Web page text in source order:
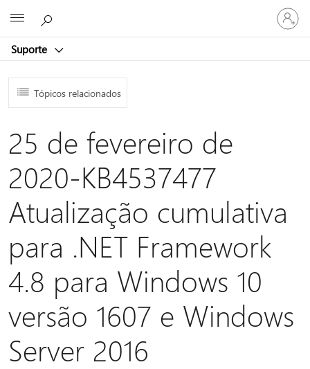
Suporte
Entre
em
sua
Tópicos relacionados
25 de fevereiro de
2020-KB4537477
Atualização cumulativa
para .NET Framework
4.8 para Windows 10
versão 1607 e Windows
Server 2016